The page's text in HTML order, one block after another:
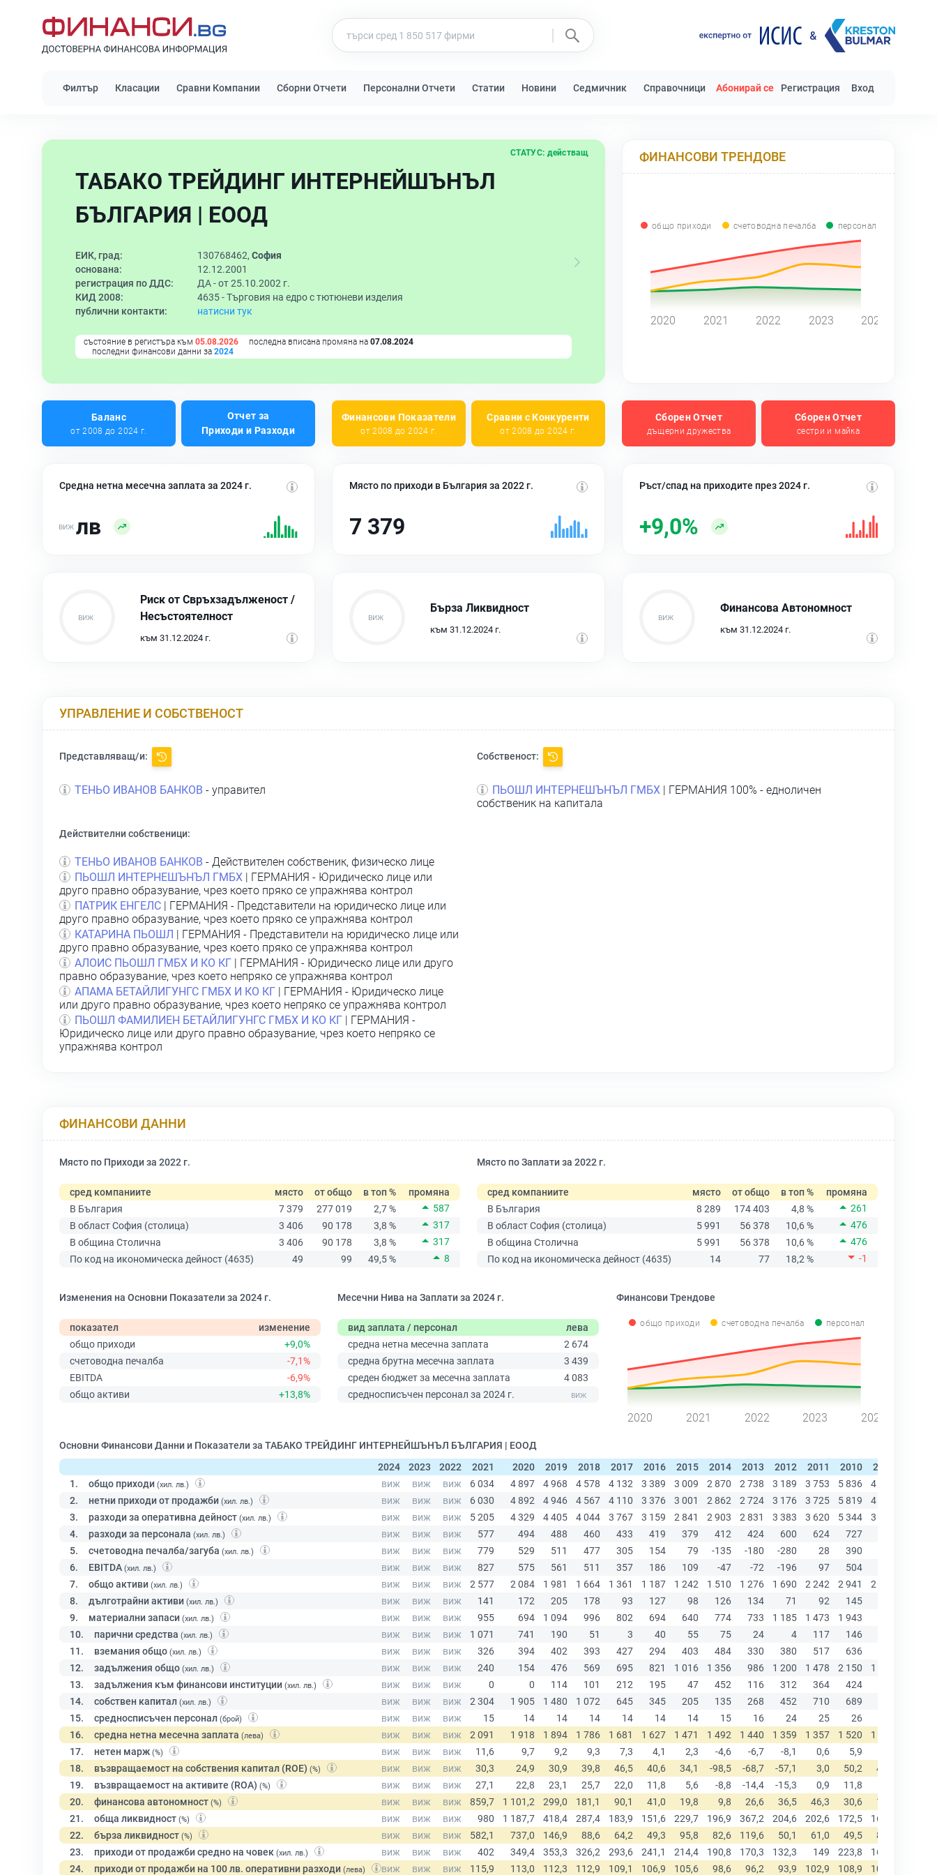
Филтър Класации Сравни Компании Сборни Отчети Персонални Отчети Статии Новини Седмичник Справочници Абонирай се Регистрация Вход
ТАБАКО ТРЕЙДИНГ ИНТЕРНЕЙШЪНЪЛ
БЪЛГАРИЯ | ЕООД
СТАТУС: действащ
ЕИК, град: 130768462, София
основана:
12.12.2001
регистрация по ДДС:
ДА - от 25.10.2002 г.
КИД 2008:
4635 -Търговия на едро с тютюневи изделия
публични контакти:
натисни тук
състояние в регистъра към 05.08.2026 последна вписана промяна на 07.08.2024
последни финансови данни за 2024
ФИНАНСОВИ ТРЕНДОВЕ
общо приходи счетоводна печалба персонал
2020 2021 2022 2023 2024
Баланс
от 2008 до 2024 г.
Отчет за
Приходи и Разходи
Финансови Показатели
от 2008 до 2024 г.
Сравни с Конкуренти
от 2008 до 2024 г.
Сборен Отчет
дъщерни дружества
Сборен Отчет
сестри и майка
Средна нетна месечна заплата за 2024 г.
лв
Място по приходи в България за 2022 г.
7 379
Ръст/спад на приходите през 2024 г.
+9,0%
Риск от Свръхзадълженост /
Несъстоятелност
към 31.12.2024 г.
Бърза Ликвидност
към 31.12.2024 г.
Финансова Автономност
към 31.12.2024 г.
УПРАВЛЕНИЕ И СОБСТВЕНОСТ
Представляващ/и:
ТЕНЬО ИВАНОВ БАНКОВ - управител
Собственост:
ПЬОШЛ ИНТЕРНЕШЪНЪЛ ГМБХ | ГЕРМАНИЯ 100% - едноличен
собственик на капитала
Действителни собственици:
ТЕНЬО ИВАНОВ БАНКОВ - Действителен собственик, физическо лице
ПЬОШЛ ИНТЕРНЕШЪНЪЛ ГМБХ | ГЕРМАНИЯ - Юридическо лице или
друго правно образувание, чрез което пряко се упражнява контрол
ПАТРИК ЕНГЕЛС | ГЕРМАНИЯ - Представители на юридическо лице или
друго правно образувание, чрез което пряко се упражнява контрол
КАТАРИНА ПЬОШЛ | ГЕРМАНИЯ - Представители на юридическо лице или
друго правно образувание, чрез което пряко се упражнява контрол
АЛОИС ПЬОШЛ ГМБХ И КО КГ | ГЕРМАНИЯ - Юридическо лице или друго
правно образувание, чрез което непряко се упражнява контрол
АПАМА БЕТАЙЛИГУНГС ГМБХ И КО КГ | ГЕРМАНИЯ - Юридическо лице
или друго правно образувание, чрез което непряко се упражнява контрол
ПЬОШЛ ФАМИЛИЕН БЕТАЙЛИГУНГС ГМБХ И КО КГ | ГЕРМАНИЯ -
Юридическо лице или друго правно образувание, чрез което непряко се
упражнява контрол
ФИНАНСОВИ ДАННИ
Място по Приходи за 2022 г.
сред компаниите място от общо в топ %
промяна
В България
7 379 277 019 2,7 %
587
В област София (столица)
3 406 90 178 3,8 %
317
В община Столична
3 406 90 178 3,8 %
317
По код на икономическа дейност (4635)
49 99 49,5 % 8
Място по Заплати за 2022 г.
сред компаниите място от общо в топ %
промяна
В България
8 289 174 403 4,8 %
261
В област София (столица)
5 991 56 378 10,6 %
476
В община Столична
5 991 56 378 10,6 %
476
По код на икономическа дейност (4635)
14 77 18,2 % -1
Изменения на Основни Показатели за 2024 г.
показател
изменение
общо приходи
+9,0%
счетоводна печалба
-7,1%
EBITDA
-6,9%
общо активи
+13,8%
Месечни Нива на Заплати за 2024 г.
вид заплата / персонал
лева
средна нетна месечна заплата
2 674
средна брутна месечна заплата
3 439
среден бюджет за месечна заплата
4 083
средносписъчен персонал за 2024 г.
Финансови Трендове
общо приходи счетоводна печалба персонал
2020 2021 2022 2023 2024
Основни Финансови Данни и Показатели за ТАБАКО ТРЕЙДИНГ ИНТЕРНЕЙШЪНЪЛ БЪЛГАРИЯ | ЕООД
2024
2023 2022 2021 2020 2019 2018 2017 2016 2015 2014 2013 2012 2011 2010 2009
1.
общо приходи (хил. лв.)
2. нетни приходи от продажби (хил. лв.)
3. разходи за оперативна дейност (хил. лв.)
4. разходи за персонала (хил. лв.)
5. счетоводна печалба/загуба (хил. лв.)
6. EBITDA (хил. лв.)
7. общо активи (хил. лв.)
8. дълготрайни активи (хил. лв.)
9. материални запаси (хил. лв.)
10. парични средства (хил. лв.)
11. вземания общо (хил. лв.)
12. задължения общо (хил. лв.)
13. задължения към финансови институции (хил. лв.)
14. собствен капитал (хил. лв.)
15. средносписъчен персонал (брой)
16. средна нетна месечна заплата (лева)
17. нетен марж (%)
18. възвращаемост на собствения капитал (ROE) (%)
19. възвращаемост на активите (ROA) (%)
20. финансова автономност (%)
21. обща ликвидност (%)
22. бърза ликвидност (%)
23. приходи от продажби средно на човек (хил. лв.)
24. приходи от продажби на 100 лв. оперативни разходи (лева)